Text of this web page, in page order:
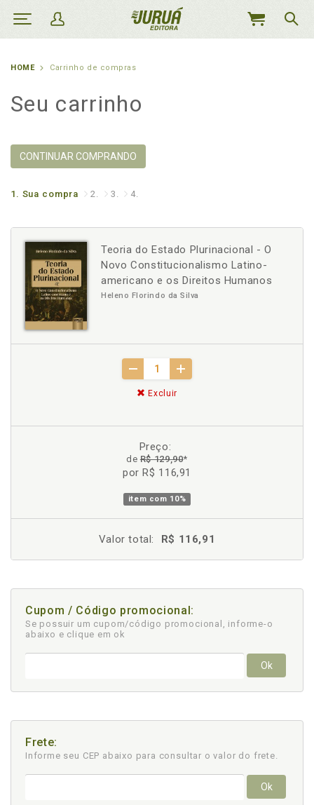
MEU
HOME Carrinho de compras
Seu carrinho
CONTINUAR COMPRANDO
1. Sua compra 2. 3. 4.
Teoria do Estado Plurinacional - O
Novo Constitucionalismo Latino-
americano e os Direitos Humanos
Heleno Florindo da Silva
Excluir
Preço:
deR$ 129,90*
por R$ 116,91
item com 10%
Valor total: R$ 116,91
Cupom / Código promocional:
Se possuir um cupom/código promocional, informe-o
abaixo e clique em ok
Ok
Frete:
Informe seu CEP abaixo para consultar o valor do frete.
Ok